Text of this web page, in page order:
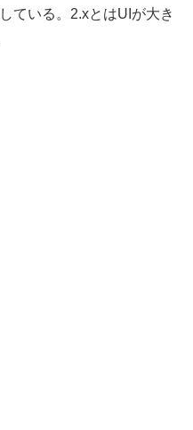
ている。2.xとはUIが大き